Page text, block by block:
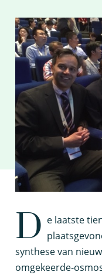
D e laatste
synthese van
omgekeerde-